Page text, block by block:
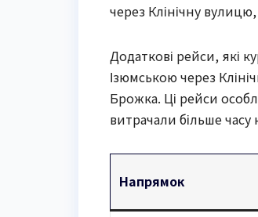
через Клінічну
Додаткові рейси, які
Ізюмською через
Брожка. Ці рейси
витрачали більше часу
Напрямок